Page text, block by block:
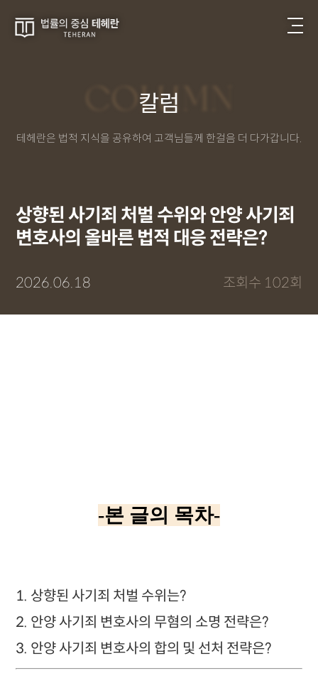
COLUMN
칼럼
테헤란은 법적 지식을 공유하여 고객님들께 한걸음 더 다가갑니다.
상향된 사기죄 처벌 수위와 안양 사기죄
변호사의 올바른 법적 대응 전략은?
2026.06.18 조회수 102회
-본 글의 목차-
1. 상향된 사기죄 처벌 수위는?
2. 안양 사기죄 변호사의 무혐의 소명 전략은?
3. 안양 사기죄 변호사의 합의 및 선처 전략은?